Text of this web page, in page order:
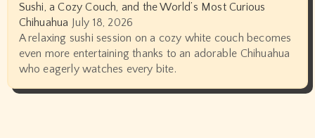
Sushi, a Cozy Couch, and the World’s Most Curious
Chihuahua July 18, 2026
A relaxing sushi session on a cozy white couch becomes
even more entertaining thanks to an adorable Chihuahua
who eagerly watches every bite.